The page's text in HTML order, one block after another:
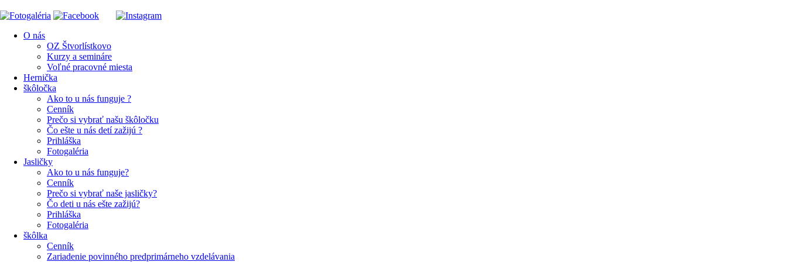
O nás
OZ Štvorlístkovo
Kurzy a semináre
Voľné pracovné miesta
Hernička
škôločka
Ako to u nás funguje ?
Cenník
Prečo si vybrať našu škôločku
Čo ešte u nás detí zažijú ?
Prihláška
Fotogaléria
Jasličky
Ako to u nás funguje?
Cenník
Prečo si vybrať naše jasličky?
Čo deti u nás ešte zažijú?
Prihláška
Fotogaléria
škôlka
Cenník
Zariadenie povinného predprimárneho vzdelávania